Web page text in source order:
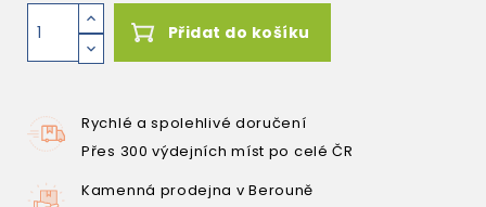
Přidat do košíku
Rychlé a spolehlivé doručení
Přes 300 výdejních míst po celé ČR
Kamenná prodejna v Berouně